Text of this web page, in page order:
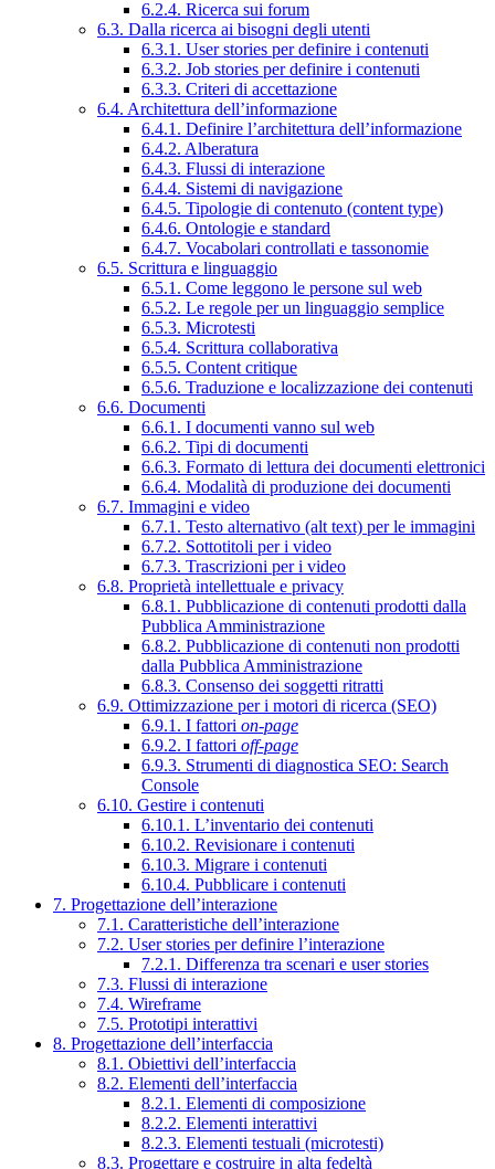
6.2.4. Ricerca sui forum
6.3. Dalla ricerca ai bisogni degli utenti
6.3.1. User stories per definire i contenuti
6.3.2. Job stories per definire i contenuti
6.3.3. Criteri di accettazione
6.4. Architettura dell’informazione
6.4.1. Definire l’architettura dell’informazione
6.4.2. Alberatura
6.4.3. Flussi di interazione
6.4.4. Sistemi di navigazione
6.4.5. Tipologie di contenuto (content type)
6.4.6. Ontologie e standard
6.4.7. Vocabolari controllati e tassonomie
6.5. Scrittura e linguaggio
6.5.1. Come leggono le persone sul web
6.5.2. Le regole per un linguaggio semplice
6.5.3. Microtesti
6.5.4. Scrittura collaborativa
6.5.5. Content critique
6.5.6. Traduzione e localizzazione dei contenuti
6.6. Documenti
6.6.1. I documenti vanno sul web
6.6.2. Tipi di documenti
6.6.3. Formato di lettura dei documenti elettronici
6.6.4. Modalità di produzione dei documenti
6.7. Immagini e video
6.7.1. Testo alternativo (alt text) per le immagini
6.7.2. Sottotitoli per i video
6.7.3. Trascrizioni per i video
6.8. Proprietà intellettuale e privacy
6.8.1. Pubblicazione di contenuti prodotti dalla
Pubblica Amministrazione
6.8.2. Pubblicazione di contenuti non prodotti
dalla Pubblica Amministrazione
6.8.3. Consenso dei soggetti ritratti
6.9. Ottimizzazione per i motori di ricerca (SEO)
6.9.1. I fattori on-page
6.9.2. I fattori off-page
6.9.3. Strumenti di diagnostica SEO: Search
Console
6.10. Gestire i contenuti
6.10.1. L’inventario dei contenuti
6.10.2. Revisionare i contenuti
6.10.3. Migrare i contenuti
6.10.4. Pubblicare i contenuti
7. Progettazione dell’interazione
7.1. Caratteristiche dell’interazione
7.2. User stories per definire l’interazione
7.2.1. Differenza tra scenari e user stories
7.3. Flussi di interazione
7.4. Wireframe
7.5. Prototipi interattivi
8. Progettazione dell’interfaccia
8.1. Obiettivi dell’interfaccia
8.2. Elementi dell’interfaccia
8.2.1. Elementi di composizione
8.2.2. Elementi interattivi
8.2.3. Elementi testuali (microtesti)
8.3. Progettare e costruire in alta fedeltà